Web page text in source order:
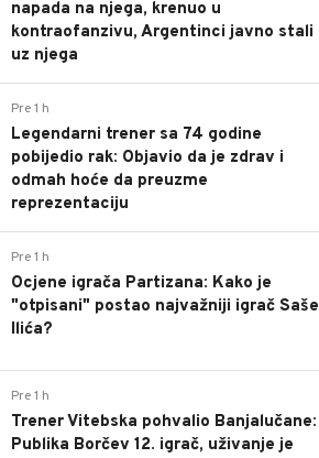
napada na njega, krenuo u
kontraofanzivu, Argentinci javno stali
uz njega
Pre 1 h
Legendarni trener sa 74 godine
pobijedio rak: Objavio da je zdrav i
odmah hoće da preuzme
reprezentaciju
Pre 1 h
Ocjene igrača Partizana: Kako je
"otpisani" postao najvažniji igrač Saše
Ilića?
Pre 1 h
Trener Vitebska pohvalio Banjalučane:
Publika Borčev 12. igrač, uživanje je